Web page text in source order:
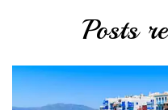
Posts